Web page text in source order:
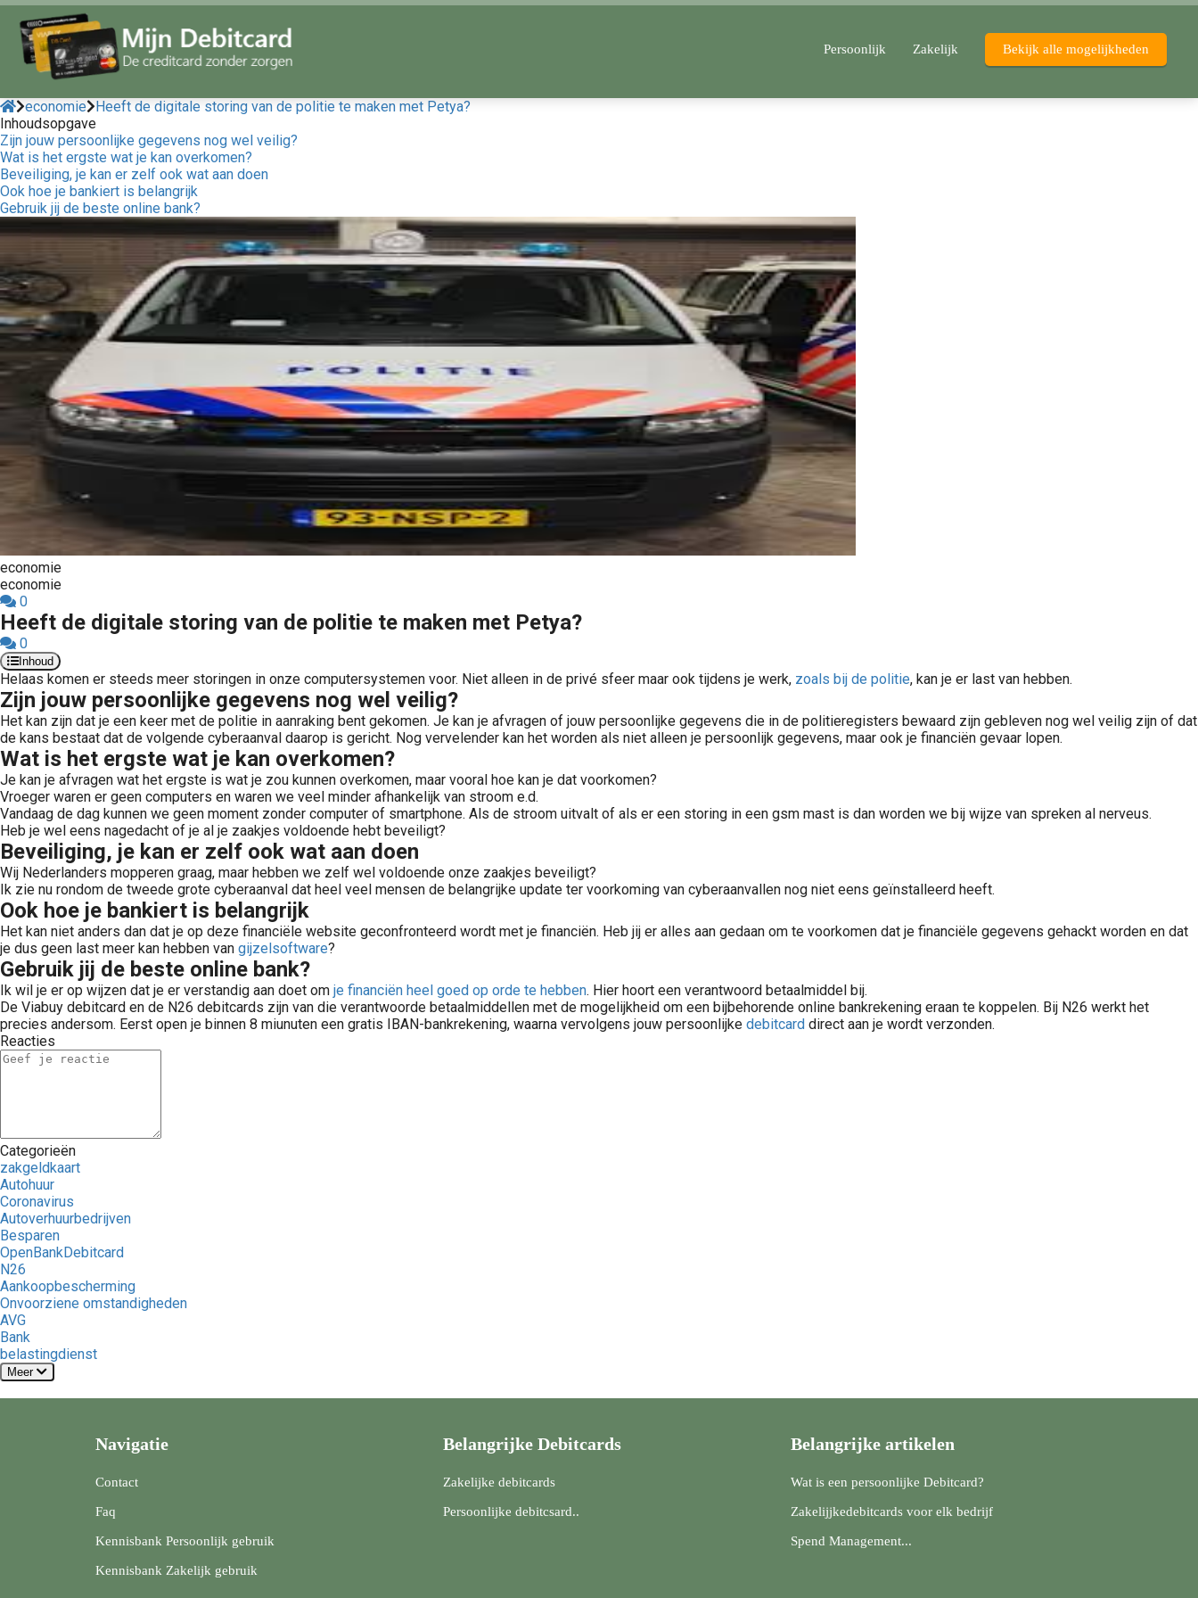
Persoonlijk Zakelijk Bekijk alle mogelijkheden
economie Heeft de digitale storing van de politie te maken met Petya?
Inhoudsopgave
Zijn jouw persoonlijke gegevens nog wel veilig?
Wat is het ergste wat je kan overkomen?
Beveiliging, je kan er zelf ook wat aan doen
Ook hoe je bankiert is belangrijk
Gebruik jij de beste online bank?
economie
economie
0
Heeft de digitale storing van de politie te maken met Petya?
0
Inhoud
Helaas komen er steeds meer storingen in onze computersystemen voor. Niet alleen in de privé sfeer maar ook tijdens je werk, zoals bij de politie, kan je er last van hebben.
Zijn jouw persoonlijke gegevens nog wel veilig?
Het kan zijn dat je een keer met de politie in aanraking bent gekomen. Je kan je afvragen of jouw persoonlijke gegevens die in de politieregisters bewaard zijn gebleven nog wel veilig zijn of dat
de kans bestaat dat de volgende cyberaanval daarop is gericht. Nog vervelender kan het worden als niet alleen je persoonlijk gegevens, maar ook je financiën gevaar lopen.
Wat is het ergste wat je kan overkomen?
Je kan je afvragen wat het ergste is wat je zou kunnen overkomen, maar vooral hoe kan je dat voorkomen?
Vroeger waren er geen computers en waren we veel minder afhankelijk van stroom e.d.
Vandaag de dag kunnen we geen moment zonder computer of smartphone. Als de stroom uitvalt of als er een storing in een gsm mast is dan worden we bij wijze van spreken al nerveus.
Heb je wel eens nagedacht of je al je zaakjes voldoende hebt beveiligt?
Beveiliging, je kan er zelf ook wat aan doen
Wij Nederlanders mopperen graag, maar hebben we zelf wel voldoende onze zaakjes beveiligt?
Ik zie nu rondom de tweede grote cyberaanval dat heel veel mensen de belangrijke update ter voorkoming van cyberaanvallen nog niet eens geïnstalleerd heeft.
Ook hoe je bankiert is belangrijk
Het kan niet anders dan dat je op deze financiële website geconfronteerd wordt met je financiën. Heb jij er alles aan gedaan om te voorkomen dat je financiële gegevens gehackt worden en dat
je dus geen last meer kan hebben van gijzelsoftware?
Gebruik jij de beste online bank?
Ik wil je er op wijzen dat je er verstandig aan doet om je financiën heel goed op orde te hebben. Hier hoort een verantwoord betaalmiddel bij.
De Viabuy debitcard en de N26 debitcards zijn van die verantwoorde betaalmiddellen met de mogelijkheid om een bijbehorende online bankrekening eraan te koppelen. Bij N26 werkt het
precies andersom. Eerst open je binnen 8 miunuten een gratis IBAN-bankrekening, waarna vervolgens jouw persoonlijke debitcard direct aan je wordt verzonden.
Reacties
Categorieën
zakgeldkaart
Autohuur
Coronavirus
Autoverhuurbedrijven
Besparen
OpenBankDebitcard
N26
Aankoopbescherming
Onvoorziene omstandigheden
AVG
Bank
belastingdienst
Meer
Navigatie
Contact
Faq
Kennisbank Persoonlijk gebruik
Kennisbank Zakelijk gebruik
Belangrijke Debitcards
Zakelijke debitcards
Persoonlijke debitcsard..
Belangrijke artikelen
Wat is een persoonlijke Debitcard?
Zakelijjkedebitcards voor elk bedrijf
Spend Management...